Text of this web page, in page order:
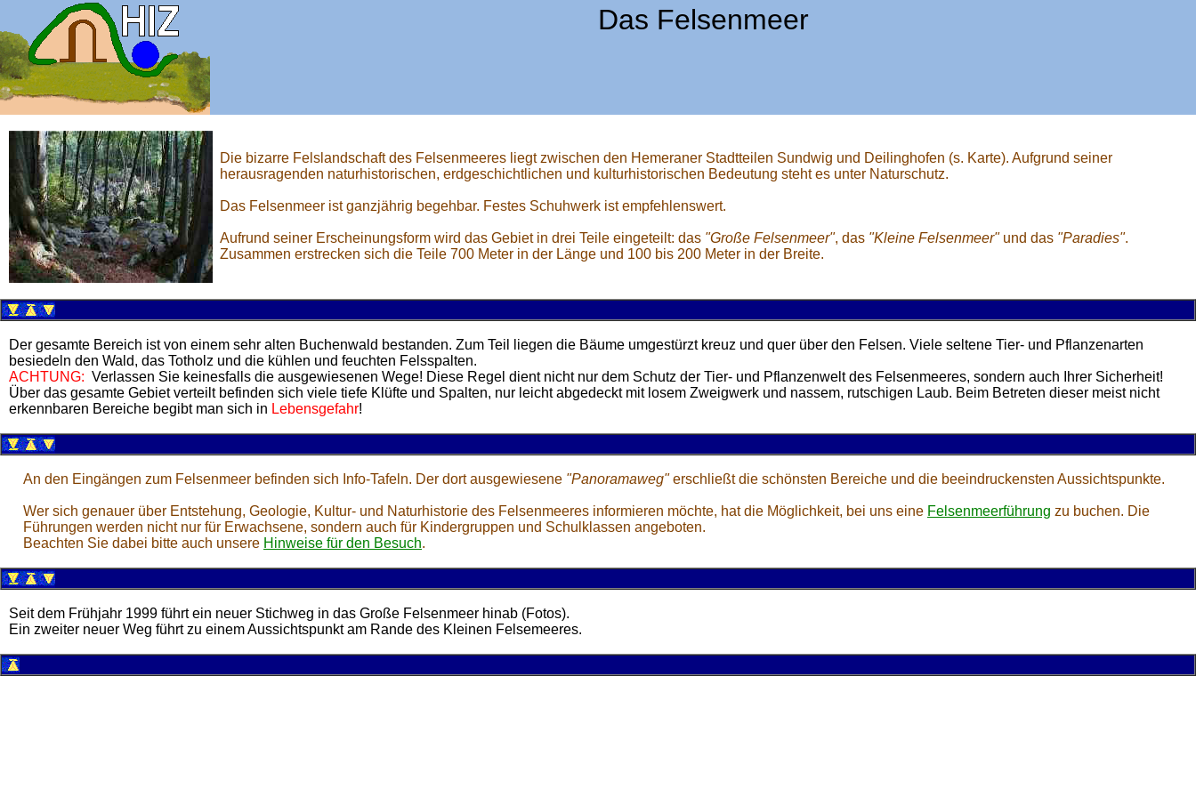
Das Felsenmeer
Die bizarre Felslandschaft des Felsenmeeres liegt zwischen den Hemeraner Stadtteilen Sundwig und Deilinghofen (s. Karte). Aufgrund seiner
herausragenden naturhistorischen, erdgeschichtlichen und kulturhistorischen Bedeutung steht es unter Naturschutz.
Das Felsenmeer ist ganzjährig begehbar. Festes Schuhwerk ist empfehlenswert.
Aufrund seiner Erscheinungsform wird das Gebiet in drei Teile eingeteilt: das "Große Felsenmeer", das "Kleine Felsenmeer"und das "Paradies".
Zusammen erstrecken sich die Teile 700 Meter in der Länge und 100 bis 200 Meter in der Breite.
Der gesamte Bereich ist von einem sehr alten Buchenwald bestanden. Zum Teil liegen die Bäume umgestürzt kreuz und quer über den Felsen. Viele seltene Tier- und Pflanzenarten
besiedeln den Wald, das Totholz und die kühlen und feuchten Felsspalten.
ACHTUNG: Verlassen Sie keinesfalls die ausgewiesenen Wege! Diese Regel dient nicht nur dem Schutz der Tier- und Pflanzenwelt des Felsenmeeres, sondern auch Ihrer Sicherheit!
Über das gesamte Gebiet verteilt befinden sich viele tiefe Klüfte und Spalten, nur leicht abgedeckt mit losem Zweigwerk und nassem, rutschigen Laub. Beim Betreten dieser meist nicht
erkennbaren Bereiche begibt man sich in Lebensgefahr!
An den Eingängen zum Felsenmeer befinden sich Info-Tafeln. Der dort ausgewiesene "Panoramaweg"erschließt die schönsten Bereiche und die beeindruckensten Aussichtspunkte.
Wer sich genauer über Entstehung, Geologie, Kultur- und Naturhistorie des Felsenmeeres informieren möchte, hat die Möglichkeit, bei uns eine Felsenmeerführung zu buchen. Die
Führungen werden nicht nur für Erwachsene, sondern auch für Kindergruppen und Schulklassen angeboten.
Beachten Sie dabei bitte auch unsere Hinweise für den Besuch.
Seit dem Frühjahr 1999 führt ein neuer Stichweg in das Große Felsenmeer hinab (Fotos).
Ein zweiter neuer Weg führt zu einem Aussichtspunkt am Rande des Kleinen Felsemeeres.